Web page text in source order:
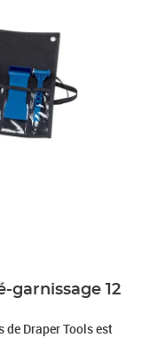
garnissage 12
de Draper Tools est